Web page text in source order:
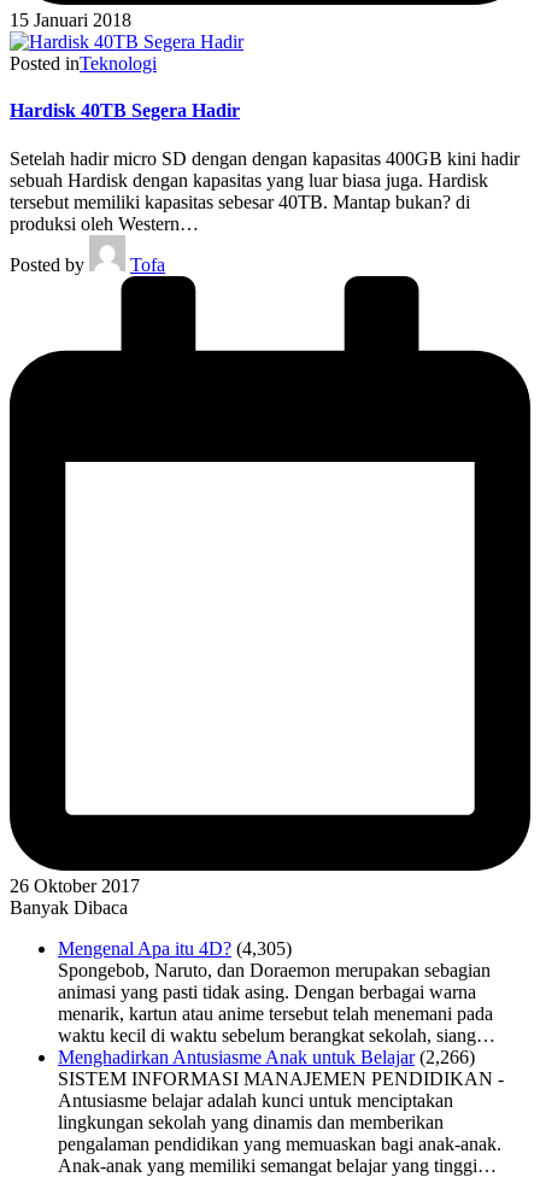
15 Januari 2018
Posted inTeknologi
Hardisk 40TB Segera Hadir
Setelah hadir micro SD dengan dengan kapasitas 400GB kini hadir
sebuah Hardisk dengan kapasitas yang luar biasa juga. Hardisk
tersebut memiliki kapasitas sebesar 40TB. Mantap bukan? di
produksi oleh Western…
Posted by
Tofa
26 Oktober 2017
Banyak Dibaca
Mengenal Apa itu 4D? (4,305)
Spongebob, Naruto, dan Doraemon merupakan sebagian
animasi yang pasti tidak asing. Dengan berbagai warna
menarik, kartun atau anime tersebut telah menemani pada
waktu kecil di waktu sebelum berangkat sekolah, siang…
Menghadirkan Antusiasme Anak untuk Belajar (2,266)
SISTEM INFORMASI MANAJEMEN PENDIDIKAN -
Antusiasme belajar adalah kunci untuk menciptakan
lingkungan sekolah yang dinamis dan memberikan
pengalaman pendidikan yang memuaskan bagi anak-anak.
Anak-anak yang memiliki semangat belajar yang tinggi…